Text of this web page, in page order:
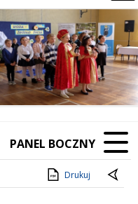
PANEL BOCZNY
Drukuj